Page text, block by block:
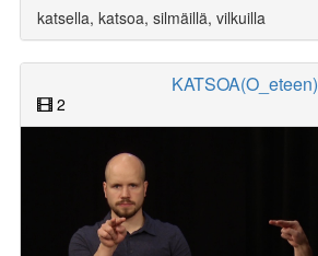
katsella, katsoa, silmäillä, vilkuilla
KATSOA(O_eteen)
2